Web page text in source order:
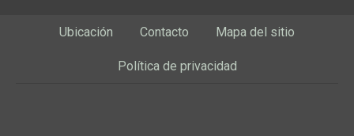
Ubicación Contacto Mapa del sitio
Política de privacidad